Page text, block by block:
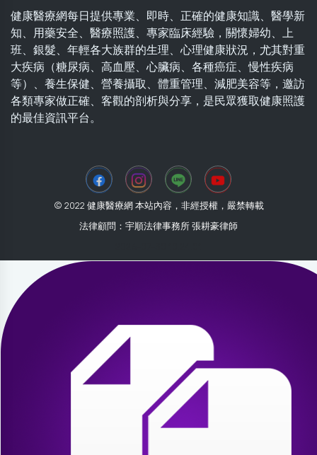
健康醫療網每日提供專業、即時、正確的健康知識、醫學新
知、用藥安全、醫療照護、專家臨床經驗，關懷婦幼、上
班、銀髮、年輕各大族群的生理、心理健康狀況，尤其對重
大疾病（糖尿病、高血壓、心臟病、各種癌症、慢性疾病
等）、養生保健、營養攝取、體重管理、減肥美容等，邀訪
各類專家做正確、客觀的剖析與分享，是民眾獲取健康照護
的最佳資訊平台。
© 2022 健康醫療網 本站內容，非經授權，嚴禁轉載
法律顧問：宇順法律事務所 張耕豪律師